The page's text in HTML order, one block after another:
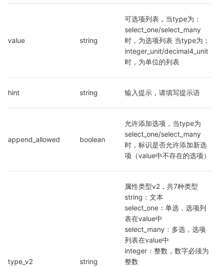
value string
可选项列表，当type为：
select_one/select_many
时，为选项列表 当type为：
integer_unit/decimal4_unit
时，为单位的列表
hint string 输入提示，请填写提示语
append_allowed boolean
允许添加选项，当type为
select_one/select_many
时，标识是否允许添加新选
项（value中不存在的选项）
type_v2 string
属性类型v2，共7种类型
string：文本
select_one：单选，选项列
表在value中
select_many：多选，选项
列表在value中
integer：整数，数字必须为
整数